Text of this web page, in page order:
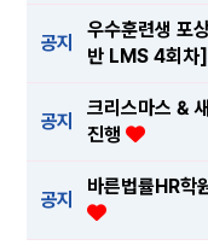
공지
우수훈련생 포
반 LMS 4회
공지
크리스마스 &
진행
공지
바른법률HR학